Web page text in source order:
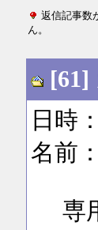
返信記事数
ん。
[61]
日時
名前：
専